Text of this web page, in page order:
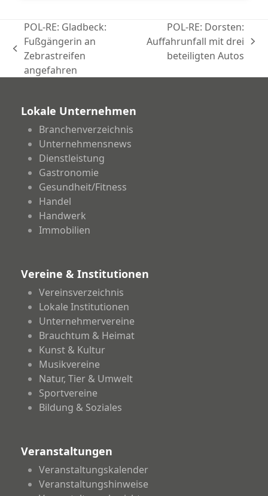
vorheriger
Beitrag:
POL-RE: Gladbeck:
Fußgängerin an
Zebrastreifen
angefahren
Nächster
Beitrag:
POL-RE: Dorsten:
Auffahrunfall mit drei
beteiligten Autos
Lokale Unternehmen
Branchenverzeichnis
Unternehmensnews
Dienstleistung
Gastronomie
Gesundheit/Fitness
Handel
Handwerk
Immobilien
Vereine & Institutionen
Vereinsverzeichnis
Lokale Institutionen
Unternehmervereine
Brauchtum & Heimat
Kunst & Kultur
Musikvereine
Natur, Tier & Umwelt
Sportvereine
Bildung & Soziales
Veranstaltungen
Veranstaltungskalender
Veranstaltungshinweise